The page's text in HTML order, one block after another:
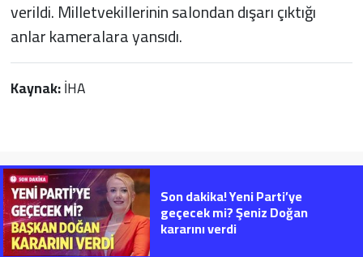
verildi. Milletvekillerinin salondan dışarı çıktığı
anlar kameralara yansıdı.
Kaynak:İHA
Son dakika! Yeni Parti’ye
geçecek mi? Şeniz Doğan
kararını verdi